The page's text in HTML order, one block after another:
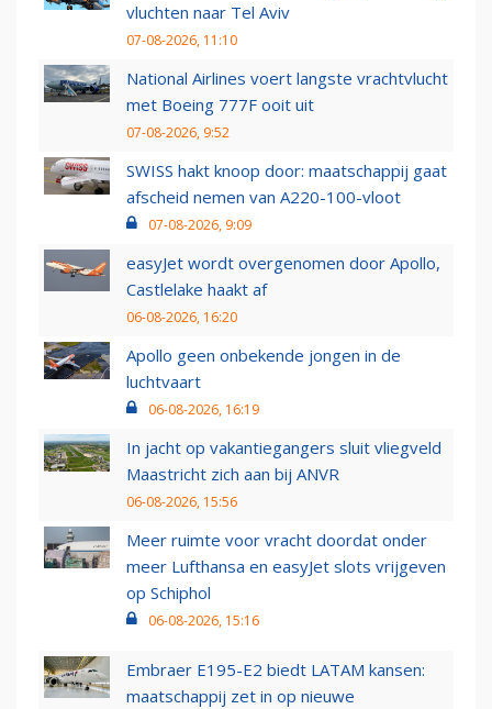
vluchten naar Tel Aviv
07-08-2026, 11:10
National Airlines voert langste vrachtvlucht
met Boeing 777F ooit uit
07-08-2026, 9:52
SWISS hakt knoop door: maatschappij gaat
afscheid nemen van A220-100-vloot
07-08-2026, 9:09
easyJet wordt overgenomen door Apollo,
Castlelake haakt af
06-08-2026, 16:20
Apollo geen onbekende jongen in de
luchtvaart
06-08-2026, 16:19
In jacht op vakantiegangers sluit vliegveld
Maastricht zich aan bij ANVR
06-08-2026, 15:56
Meer ruimte voor vracht doordat onder
meer Lufthansa en easyJet slots vrijgeven
op Schiphol
06-08-2026, 15:16
Embraer E195-E2 biedt LATAM kansen:
maatschappij zet in op nieuwe